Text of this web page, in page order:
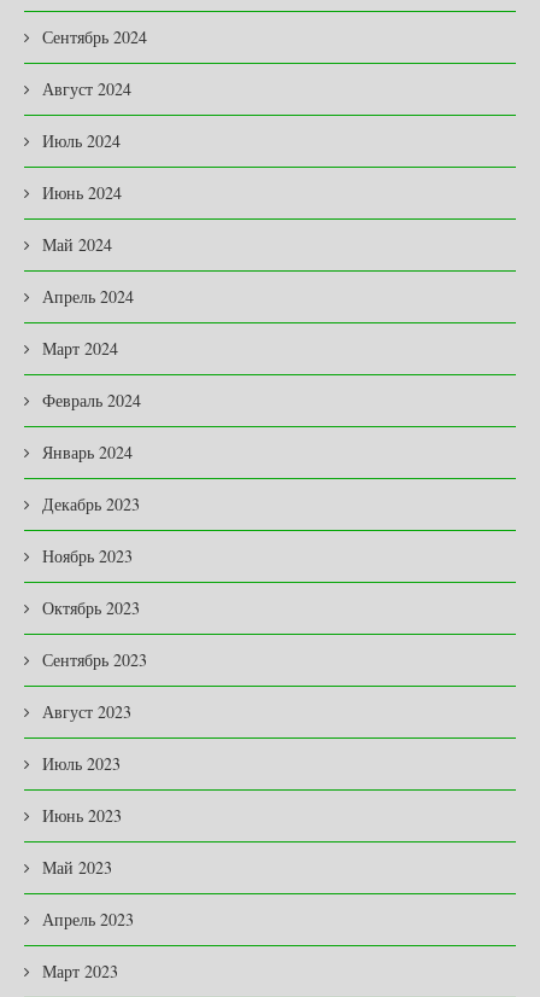
Сентябрь 2024
Август 2024
Июль 2024
Июнь 2024
Май 2024
Апрель 2024
Март 2024
Февраль 2024
Январь 2024
Декабрь 2023
Ноябрь 2023
Октябрь 2023
Сентябрь 2023
Август 2023
Июль 2023
Июнь 2023
Май 2023
Апрель 2023
Март 2023